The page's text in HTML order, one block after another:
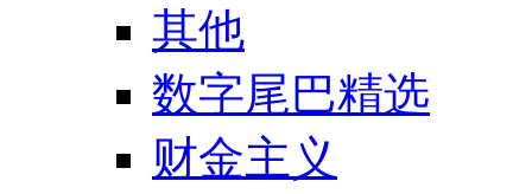
其他
数字尾巴精选
财金主义